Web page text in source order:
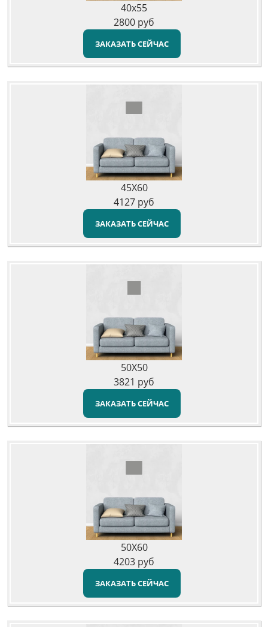
40x55
2800 руб
ЗАКАЗАТЬ СЕЙЧАС
45X60
4127 руб
ЗАКАЗАТЬ СЕЙЧАС
50X50
3821 руб
ЗАКАЗАТЬ СЕЙЧАС
50X60
4203 руб
ЗАКАЗАТЬ СЕЙЧАС